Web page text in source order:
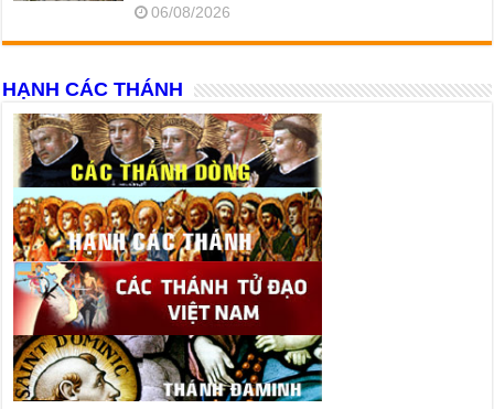
06/08/2026
HẠNH CÁC THÁNH